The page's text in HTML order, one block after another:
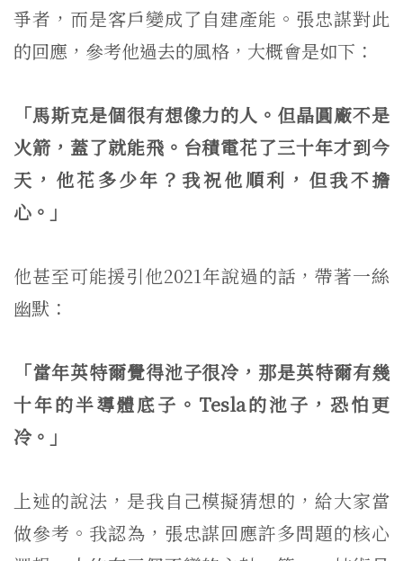
爭者，而是客戶變成了自建產能。張忠謀對此
的回應，參考他過去的風格，大概會是如下：
「馬斯克是個很有想像力的人。但晶圓廠不是
火箭，蓋了就能飛。台積電花了三十年才到今
天，他花多少年？我祝他順利，但我不擔
心。」
他甚至可能援引他2021年說過的話，帶著一絲
幽默：
「當年英特爾覺得池子很冷，那是英特爾有幾
十年的半導體底子。Tesla的池子，恐怕更
冷。」
上述的說法，是我自己模擬猜想的，給大家當
做參考。我認為，張忠謀回應許多問題的核心